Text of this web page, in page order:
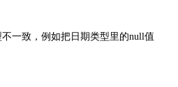
一致，例如把日期类型里的null值